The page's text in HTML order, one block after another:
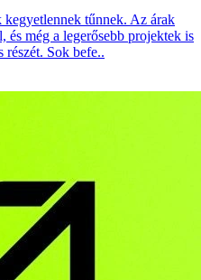
tűnnek. Az árak
és még a legerősebb projektek is
részét. Sok befe..